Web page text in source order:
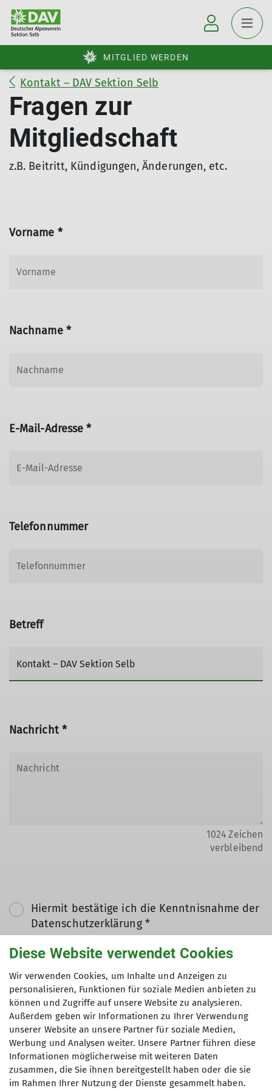
MITGLIED WERDEN
Kontakt – DAV Sektion Selb
Fragen zur
Mitgliedschaft
z.B. Beitritt, Kündigungen, Änderungen, etc.
Vorname *
Nachname *
E-Mail-Adresse *
Telefonnummer
Betreff
Nachricht *
1024 Zeichen
verbleibend
Hiermit bestätige ich die Kenntnisnahme der
Datenschutzerklärung *
meine in das Kontaktformular eingegebenen
Daten elektronisch gesichert und zum Zweck
der Kontaktaufnahme verarbeitet und
genutzt werden. Mir ist bekannt, dass ich
meine Einwilligung jederzeit wiederrufen
kann. *
Diese Website verwendet Cookies
Wir verwenden Cookies, um Inhalte und Anzeigen zu
personalisieren, Funktionen für soziale Medien anbieten zu
können und Zugriffe auf unsere Website zu analysieren.
Außerdem geben wir Informationen zu Ihrer Verwendung
unserer Website an unsere Partner für soziale Medien,
Werbung und Analysen weiter. Unsere Partner führen diese
Informationen möglicherweise mit weiteren Daten
zusammen, die Sie ihnen bereitgestellt haben oder die sie
im Rahmen Ihrer Nutzung der Dienste gesammelt haben.